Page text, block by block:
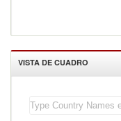
VISTA DE CUADRO